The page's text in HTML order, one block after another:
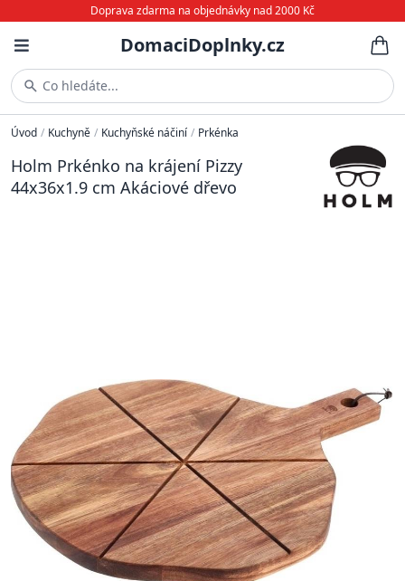
Doprava zdarma na objednávky nad 2000 Kč
DomaciDoplnky.cz
Co hledáte...
Úvod / Kuchyně / Kuchyňské náčiní / Prkénka
Holm Prkénko na krájení Pizzy
44x36x1.9 cm Akáciové dřevo